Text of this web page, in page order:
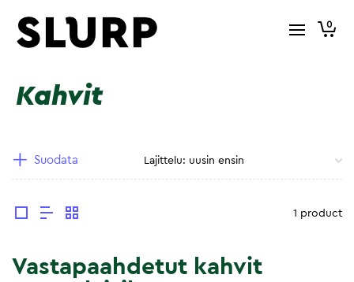
0
Kahvit
Suodata
1 product
Vastapaahdetut kahvit